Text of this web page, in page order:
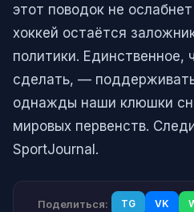
этот поводок не
хоккей остаётся
политики.
сделать, —
однажды наши клюшки
мировых первенств.
SportJournal.
Поделиться: TG VK